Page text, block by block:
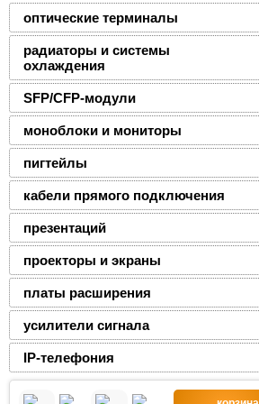
оптические терминалы
радиаторы и системы
охлаждения
SFP/CFP-модули
моноблоки и мониторы
пигтейлы
кабели прямого подключения
презентаций
проекторы и экраны
платы расширения
усилители сигнала
IP-телефония